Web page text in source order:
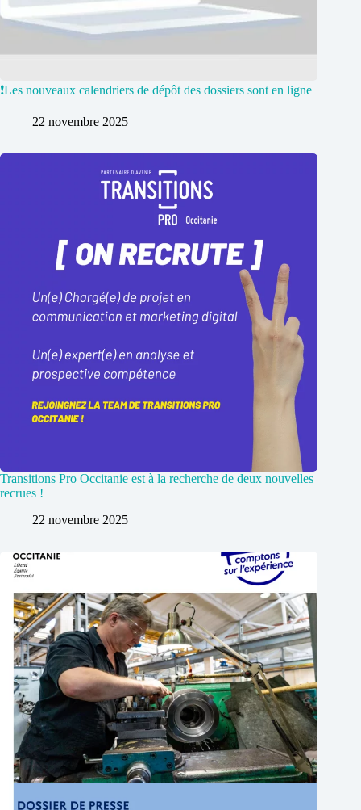
❗️Les nouveaux calendriers de dépôt des dossiers sont en ligne
22 novembre 2025
Transitions Pro Occitanie est à la recherche de deux nouvelles
recrues !
22 novembre 2025